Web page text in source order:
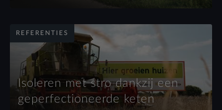
REFERENTIES
Isoleren met stro dankzij een
geperfectioneerde keten